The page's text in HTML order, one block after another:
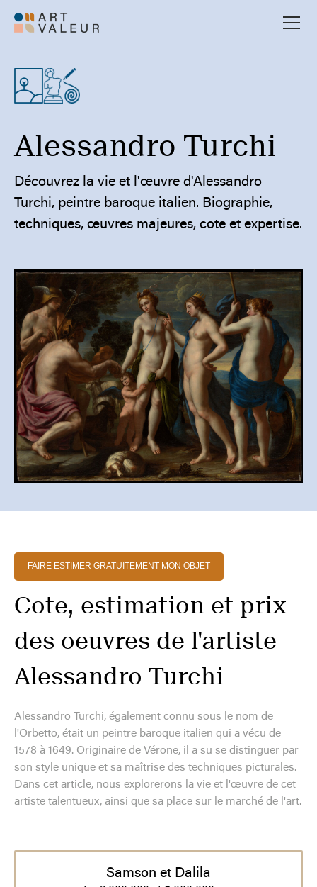
Alessandro Turchi
Découvrez la vie et l'œuvre d'Alessandro
Turchi, peintre baroque italien. Biographie,
techniques, œuvres majeures, cote et expertise.
FAIRE ESTIMER GRATUITEMENT MON OBJET
Cote, estimation et prix
des oeuvres de l'artiste
Alessandro Turchi
Alessandro Turchi, également connu sous le nom de
l'Orbetto, était un peintre baroque italien qui a vécu de
1578 à 1649. Originaire de Vérone, il a su se distinguer par
son style unique et sa maîtrise des techniques picturales.
Dans cet article, nous explorerons la vie et l'œuvre de cet
artiste talentueux, ainsi que sa place sur le marché de l'art.
Samson et Dalila